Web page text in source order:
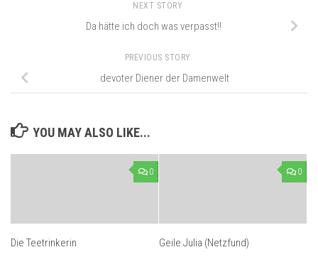
NEXT STORY
Da hätte ich doch was verpasst!!
PREVIOUS STORY
devoter Diener der Damenwelt
YOU MAY ALSO LIKE...
0
Die Teetrinkerin
0
Geile Julia (Netzfund)